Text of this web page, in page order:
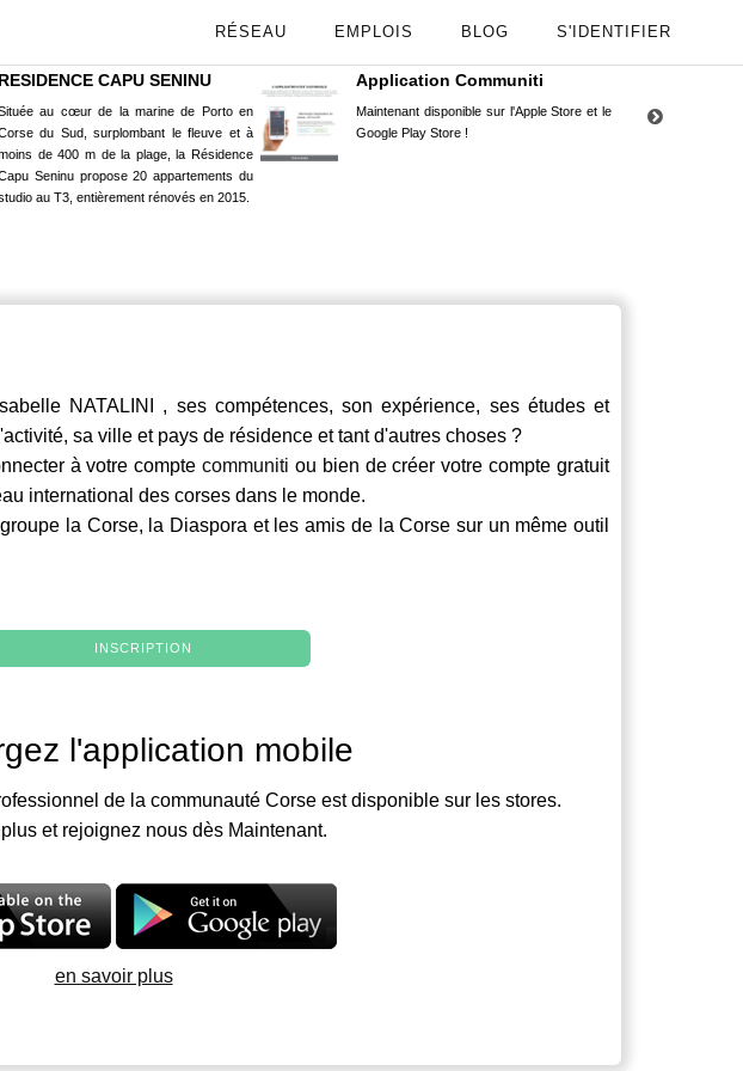
RÉSEAU EMPLOIS BLOG S'IDENTIFIER
RESIDENCE CAPU SENINU
au cœur de la marine de Porto en
du Sud, surplombant le fleuve et à
de 400 m de la plage, la Résidence
Seninu propose 20 appartements du
au T3, entièrement rénovés en 2015.
Application Communiti
Maintenant disponible sur l'Apple Store et le
Google Play Store !
NATALINI , ses compétences, son expérience, ses études et
sa ville et pays de résidence et tant d'autres choses ?
à votre comptecommuniti ou bien de créer votre compte gratuit
international des corses dans le monde.
la Corse, la Diaspora et les amis de la Corse sur un même outil
INSCRIPTION
l'application mobile
de la communauté Corse est disponible sur les stores.
et rejoignez nous dès Maintenant.
en savoir plus